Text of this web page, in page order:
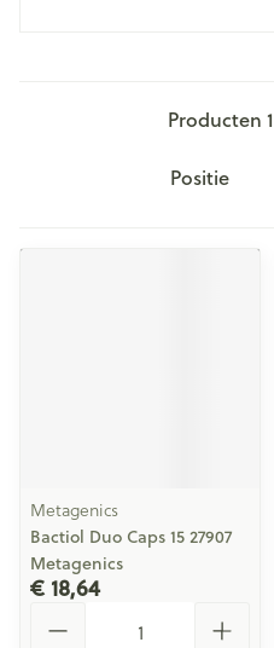
Producten 1
Sorteer op:
Metagenics
Bactiol Duo Caps 15 27907
Metagenics
€ 18,64